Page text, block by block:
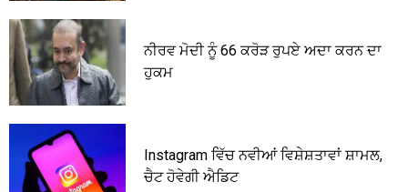
ਨੀਰਵ ਮੋਦੀ ਨੂੰ 66 ਕਰੋੜ ਰੁਪਏ ਅਦਾ ਕਰਨ ਦਾ
ਹੁਕਮ
Instagram ਵਿੱਚ ਨਵੀਆਂ ਵਿਸ਼ੇਸ਼ਤਾਵਾਂ ਸ਼ਾਮਲ,
ਚੈਟ ਹੋਵੇਗੀ ਐਡਿਟ